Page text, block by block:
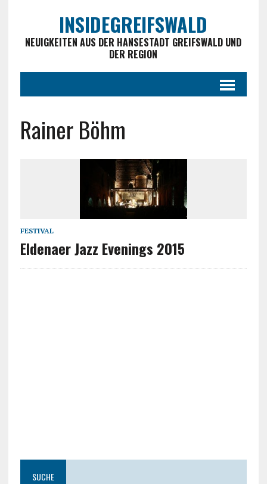
INSIDEGREIFSWALD
NEUIGKEITEN AUS DER HANSESTADT GREIFSWALD UND
DER REGION
Rainer Böhm
FESTIVAL
Eldenaer Jazz Evenings 2015
SUCHE